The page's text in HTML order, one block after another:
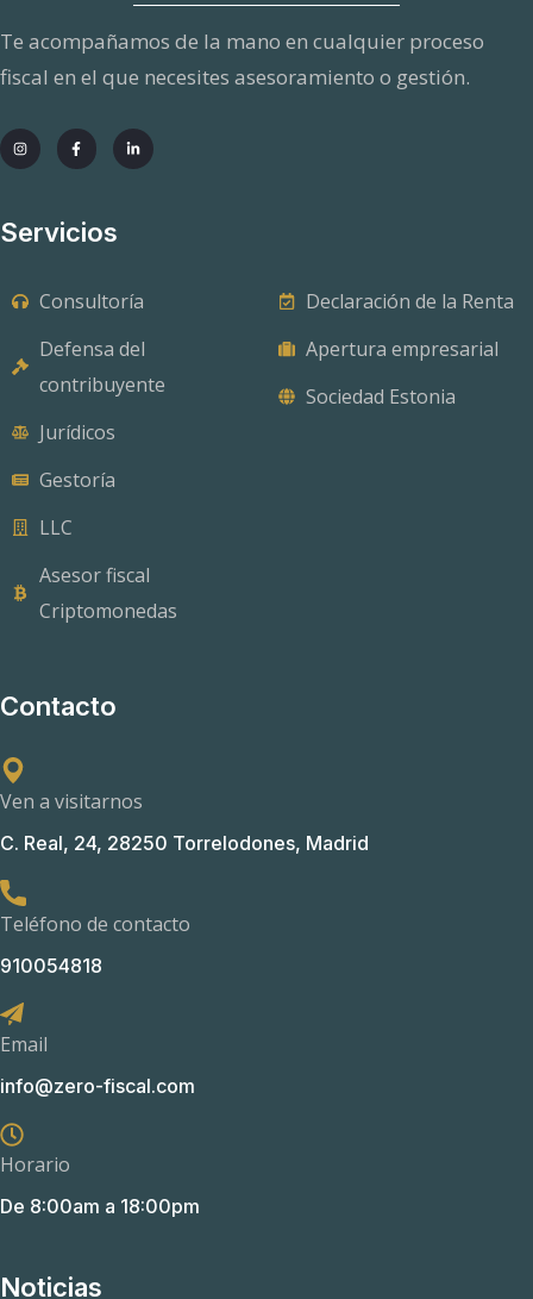
Te acompañamos de la mano en cualquier proceso
fiscal en el que necesites asesoramiento o gestión.
Servicios
Consultoría
Defensa del
contribuyente
Jurídicos
Gestoría
LLC
Asesor fiscal
Criptomonedas
Declaración de la Renta
Apertura empresarial
Sociedad Estonia
Contacto
Ven a visitarnos
C. Real, 24, 28250 Torrelodones, Madrid
Teléfono de contacto
910054818
Email
info@zero-fiscal.com
Horario
De 8:00am a 18:00pm
Noticias